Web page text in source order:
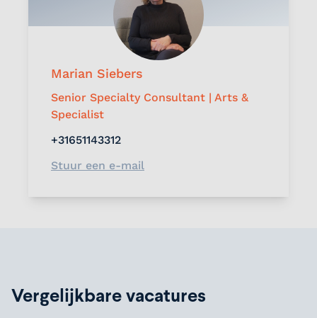
Marian Siebers
Senior Specialty Consultant | Arts &
Specialist
+31651143312
Stuur een e-mail
Vergelijkbare vacatures